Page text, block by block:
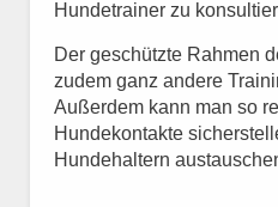
Hundetrainer zu
Der geschützte Rahmen
zudem ganz andere
Außerdem kann man so
Hundekontakte
Hundehaltern